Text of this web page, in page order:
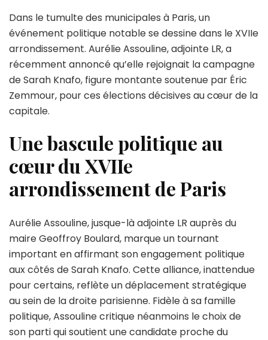
Paris
une
adjointe
LR
du
XVIIe
choix
de
campagnede
soutenue
par
Éric
Zemmour
Dans le tumulte des municipales à Paris, un
événement politique notable se dessine dans le XVIIe
arrondissement. Aurélie Assouline, adjointe LR, a
récemment annoncé qu’elle rejoignait la campagne
de Sarah Knafo, figure montante soutenue par Éric
Zemmour, pour ces élections décisives au cœur de la
capitale.
Une bascule politique au
cœur du XVIIe
arrondissement de Paris
Aurélie Assouline, jusque-là adjointe LR auprès du
maire Geoffroy Boulard, marque un tournant
important en affirmant son engagement politique
aux côtés de Sarah Knafo. Cette alliance, inattendue
pour certains, reflète un déplacement stratégique
au sein de la droite parisienne. Fidèle à sa famille
politique, Assouline critique néanmoins le choix de
son parti qui soutient une candidate proche du